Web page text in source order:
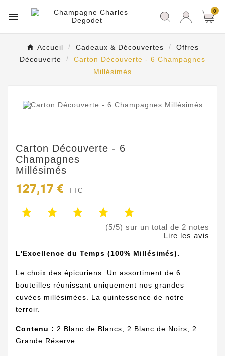
 0
Accueil Cadeaux & Découvertes
Offres
Découverte
Carton Découverte - 6 Champagnes
Millésimés
Carton Découverte - 6
Champagnes
Millésimés
127,17 € TTC
(5/5) sur un total de 2 notes
Lire les avis
L'Excellence du Temps (100% Millésimés).
Le choix des épicuriens. Un assortiment de 6
bouteilles réunissant uniquement nos grandes
cuvées millésimées. La quintessence de notre
terroir.
Contenu : 2 Blanc de Blancs, 2 Blanc de Noirs, 2
Grande Réserve.